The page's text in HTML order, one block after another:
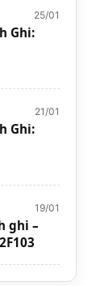
25/01
Ghi:
21/01
Ghi:
19/01
ghi –